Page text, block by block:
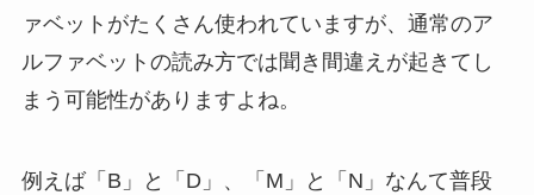
ァベットがたくさん使われていますが、通常のア
ルファベットの読み方では聞き間違えが起きてし
まう可能性がありますよね。
例えば「B」と「D」、「M」と「N」なんて普段